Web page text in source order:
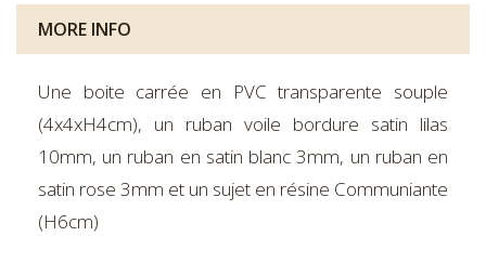
MORE INFO
Une boite carrée en PVC transparente souple
(4x4xH4cm), un ruban voile bordure satin lilas
10mm, un ruban en satin blanc 3mm, un ruban en
satin rose 3mm et un sujet en résine Communiante
(H6cm)